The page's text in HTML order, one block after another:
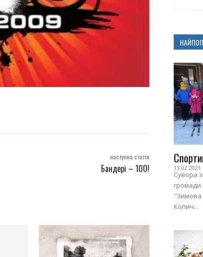
наступна стаття
Бандері – 100! 13.02.2021
Сувора
"Зимова
Копич...